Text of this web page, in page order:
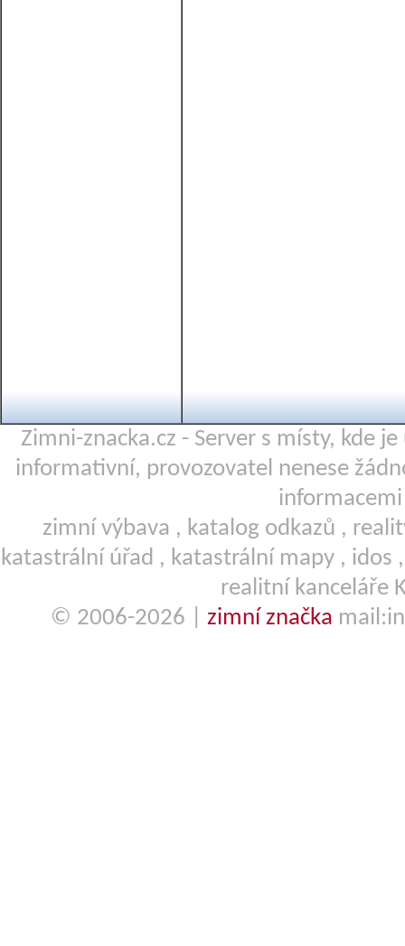
Zimni-znacka.cz - Server s místy, kde
informativní, provozovatel nenese
zimní výbava , katalog odkazů ,
katastrální úřad , katastrální mapy, idos
realitní kanceláře
© 2006-2026 | zimní značka